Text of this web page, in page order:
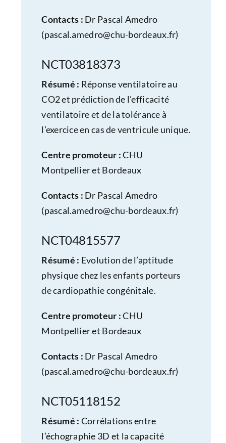
Contacts : Dr Pascal Amedro
(pascal.amedro@chu-bordeaux.fr)
NCT03818373
Résumé : Réponse ventilatoire au
CO2 et prédiction de l’efficacité
ventilatoire et de la tolérance à
l’exercice en cas de ventricule unique.
Centre promoteur :CHU
Montpellier et Bordeaux
Contacts : Dr Pascal Amedro
(pascal.amedro@chu-bordeaux.fr)
NCT04815577
Résumé : Evolution de l’aptitude
physique chez les enfants porteurs
de cardiopathie congénitale.
Centre promoteur :CHU
Montpellier et Bordeaux
Contacts : Dr Pascal Amedro
(pascal.amedro@chu-bordeaux.fr)
NCT05118152
Résumé : Corrélations entre
l’échographie 3D et la capacité